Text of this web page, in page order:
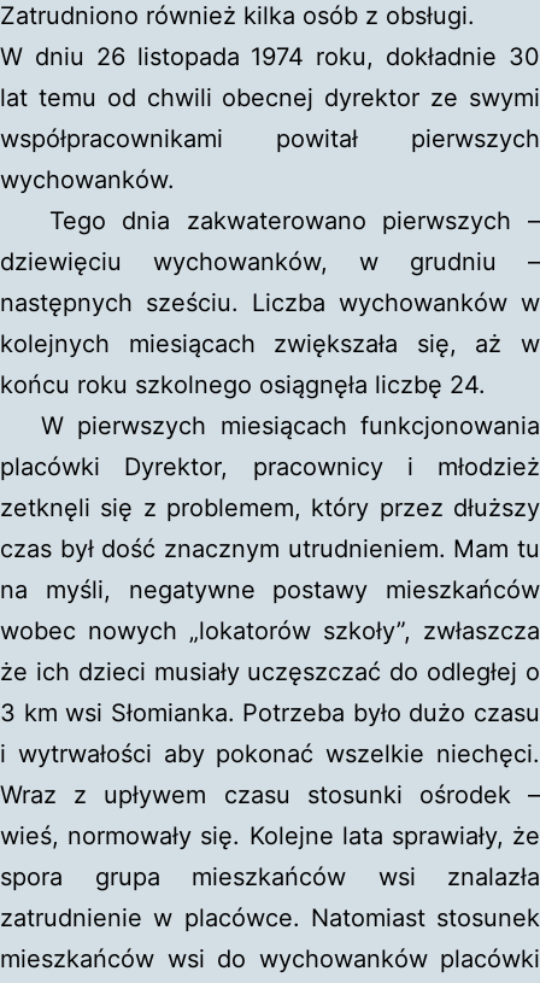
Zatrudniono również kilka osób z obsługi.
W dniu 26 listopada 1974 roku, dokładnie 30
lat temu od chwili obecnej dyrektor ze swymi
współpracownikami powitał pierwszych
wychowanków.
Tego dnia zakwaterowano pierwszych –
dziewięciu wychowanków, w grudniu –
następnych sześciu. Liczba wychowanków w
kolejnych miesiącach zwiększała się, aż w
końcu roku szkolnego osiągnęła liczbę 24.
W pierwszych miesiącach funkcjonowania
placówki Dyrektor, pracownicy i młodzież
zetknęli się z problemem, który przez dłuższy
czas był dość znacznym utrudnieniem. Mam tu
na myśli, negatywne postawy mieszkańców
wobec nowych „lokatorów szkoły”, zwłaszcza
że ich dzieci musiały uczęszczać do odległej o
3 km wsi Słomianka. Potrzeba było dużo czasu
i wytrwałości aby pokonać wszelkie niechęci.
Wraz z upływem czasu stosunki ośrodek –
wieś, normowały się. Kolejne lata sprawiały, że
spora grupa mieszkańców wsi znalazła
zatrudnienie w placówce. Natomiast stosunek
mieszkańców wsi do wychowanków placówki